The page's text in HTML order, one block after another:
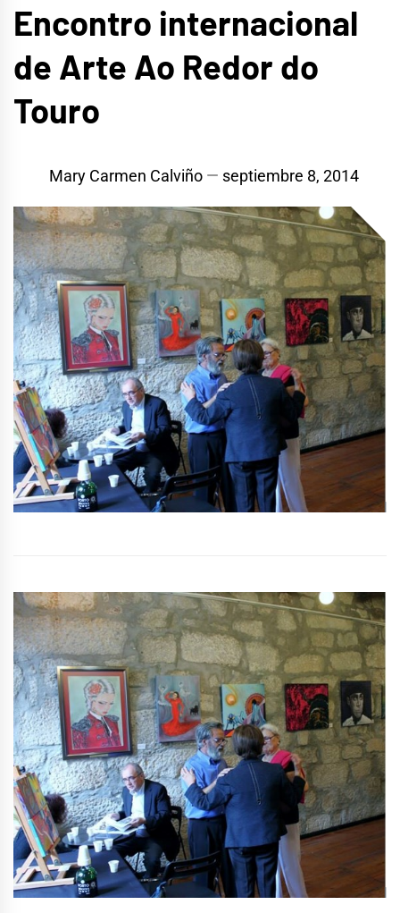
Encontro internacional
de Arte Ao Redor do
Touro
Mary Carmen Calviño septiembre 8, 2014